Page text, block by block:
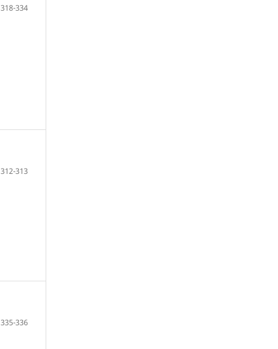
318-334
312-313
335-336